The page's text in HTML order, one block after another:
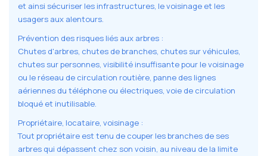
et ainsi sécuriser les infrastructures, le voisinage et les
usagers aux alentours.
Prévention des risques liés aux arbres :
Chutes d'arbres, chutes de branches, chutes sur véhicules,
chutes sur personnes, visibilité insuffisante pour le voisinage
ou le réseau de circulation routière, panne des lignes
aériennes du téléphone ou électriques, voie de circulation
bloqué et inutilisable.
Propriétaire, locataire, voisinage :
Tout propriétaire est tenu de couper les branches de ses
arbres qui dépassent chez son voisin, au niveau de la limite